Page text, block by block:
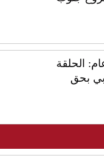
تركيا خلال 12 عام: الحلقة
بحق